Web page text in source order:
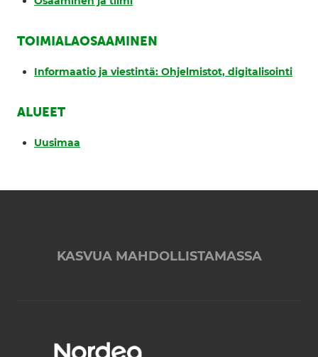
TOIMIALAOSAAMINEN
Informaatio ja viestintä: Ohjelmistot, digitalisointi
ALUEET
Uusimaa
KASVUA MAHDOLLISTAMASSA